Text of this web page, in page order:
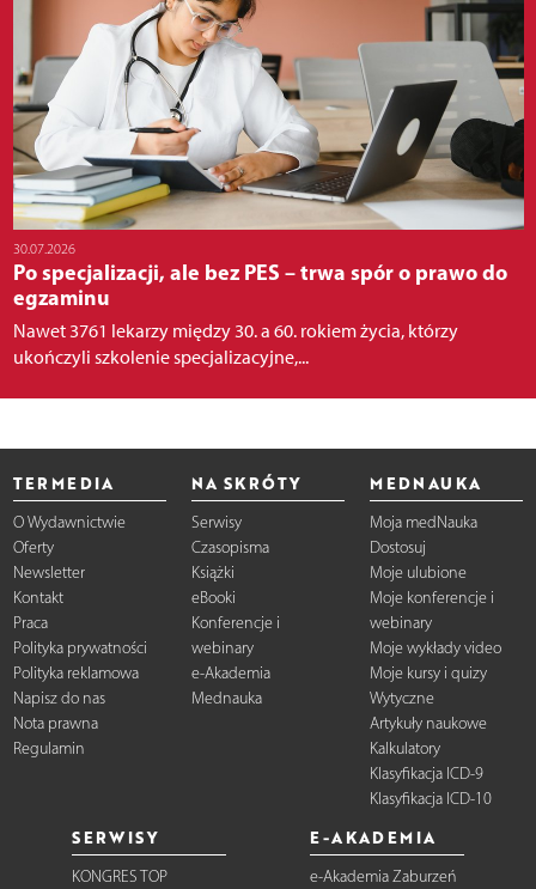
30.07.2026
Po specjalizacji, ale bez PES – trwa spór o prawo do
egzaminu
Nawet 3761 lekarzy między 30. a 60. rokiem życia, którzy
ukończyli szkolenie specjalizacyjne,...
TERMEDIA
O Wydawnictwie
Oferty
Newsletter
Kontakt
Praca
Polityka prywatności
Polityka reklamowa
Napisz do nas
Nota prawna
Regulamin
NA SKRÓTY
Serwisy
Czasopisma
Książki
eBooki
Konferencje i
webinary
e-Akademia
Mednauka
MEDNAUKA
Moja medNauka
Dostosuj
Moje ulubione
Moje konferencje i
webinary
Moje wykłady video
Moje kursy i quizy
Wytyczne
Artykuły naukowe
Kalkulatory
Klasyfikacja ICD-9
Klasyfikacja ICD-10
SERWISY
KONGRES TOP
E-AKADEMIA
e-Akademia Zaburzeń